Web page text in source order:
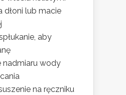
dłoni lub macie
aby
nadmiaru wody
na ręczniku